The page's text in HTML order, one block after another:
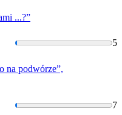
...?”
5
na podwórze”,
7